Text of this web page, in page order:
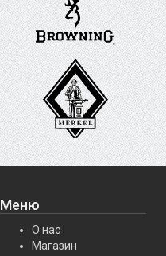
Меню
О нас
Магазин